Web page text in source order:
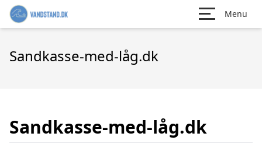
Menu
Sandkasse-med-låg.dk
Sandkasse-med-låg.dk